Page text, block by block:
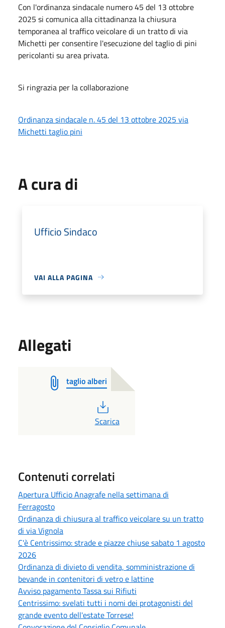
Con l'ordinanza sindacale numero 45 del 13 ottobre
2025 si comunica alla cittadinanza la chiusura
temporanea al traffico veicolare di un tratto di via
Michetti per consentire l'esecuzione del taglio di pini
pericolanti su area privata.
Si ringrazia per la collaborazione
Ordinanza sindacale n. 45 del 13 ottobre 2025 via
Michetti taglio pini
A cura di
Ufficio Sindaco
VAI ALLA PAGINA
Allegati
taglio alberi
PDF
Scarica
Contenuti correlati
Apertura Ufficio Anagrafe nella settimana di
Ferragosto
Ordinanza di chiusura al traffico veicolare su un tratto
di via Vignola
C'è Centrissimo: strade e piazze chiuse sabato 1 agosto
2026
Ordinanza di divieto di vendita, somministrazione di
bevande in contenitori di vetro e lattine
Avviso pagamento Tassa sui Rifiuti
Centrissimo: svelati tutti i nomi dei protagonisti del
grande evento dell'estate Torrese!